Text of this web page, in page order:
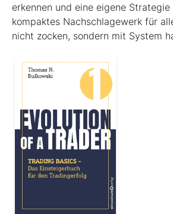
erkennen und eine eigene
kompaktes Nachschlagewerk für
nicht zocken, sondern mit System